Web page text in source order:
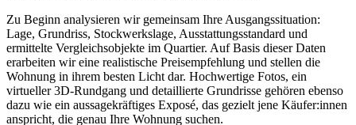
Zu Beginn analysieren wir gemeinsam Ihre Ausgangssituation:
Lage, Grundriss, Stockwerkslage, Ausstattungsstandard und
ermittelte Vergleichsobjekte im Quartier. Auf Basis dieser Daten
erarbeiten wir eine realistische Preisempfehlung und stellen die
Wohnung in ihrem besten Licht dar. Hochwertige Fotos, ein
virtueller 3D-Rundgang und detaillierte Grundrisse gehören ebenso
dazu wie ein aussagekräftiges Exposé, das gezielt jene Käufer:innen
anspricht, die genau Ihre Wohnung suchen.